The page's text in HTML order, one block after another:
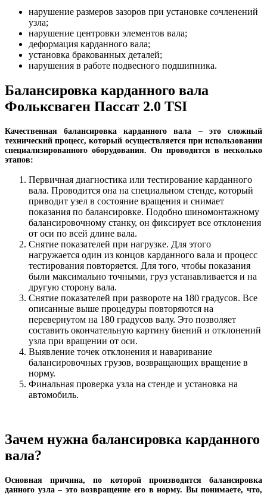
нарушение размеров зазоров при установке сочленений
узла;
нарушение центровки элементов вала;
деформация карданного вала;
установка бракованных деталей;
нарушения в работе подвесного подшипника.
Балансировка карданного вала
Фольксваген Пассат 2.0 TSI
Качественная балансировка карданного вала – это сложный
технический процесс, который осуществляется при использовании
специализированного оборудования. Он проводится в несколько
этапов:
Первичная диагностика или тестирование карданного
вала. Проводится она на специальном стенде, который
приводит узел в состояние вращения и снимает
показания по балансировке. Подобно шиномонтажному
балансировочному станку, он фиксирует все отклонения
от оси по всей длине вала.
Снятие показателей при нагрузке. Для этого
нагружается один из концов карданного вала и процесс
тестирования повторяется. Для того, чтобы показания
были максимально точными, груз устанавливается и на
другую сторону вала.
Снятие показателей при развороте на 180 градусов. Все
описанные выше процедуры повторяются на
перевернутом на 180 градусов валу. Это позволяет
составить окончательную картину биений и отклонений
узла при вращении от оси.
Выявление точек отклонения и наваривание
балансировочных грузов, возвращающих вращение в
норму.
Финальная проверка узла на стенде и установка на
автомобиль.
Зачем нужна балансировка карданного
вала?
Основная причина, по которой производится балансировка
данного узла – это возвращение его в норму. Вы понимаете, что,